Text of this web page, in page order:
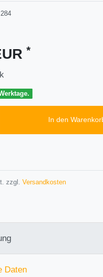
284
*
In den
zzgl. Versandkosten
Daten